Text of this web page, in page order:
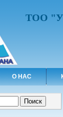
ТОО
О НАС